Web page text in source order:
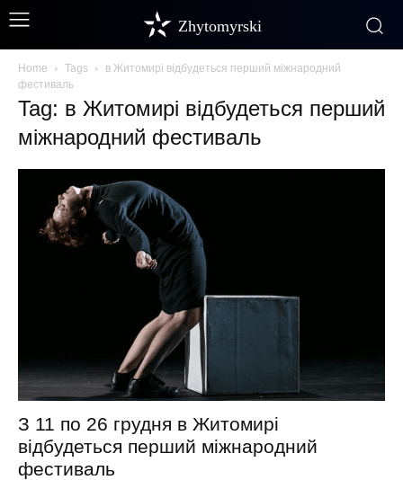
Zhytomyrski
Home Tags
в Житомирі відбудеться перший міжнародний
фестиваль
Tag: в Житомирі відбудеться перший
міжнародний фестиваль
З 11 по 26 грудня в Житомирі
відбудеться перший міжнародний
фестиваль